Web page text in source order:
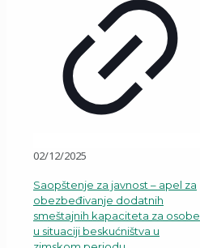
02/12/2025
Saopštenje za javnost – apel za
obezbeđivanje dodatnih
smeštajnih kapaciteta za osobe
u situaciji beskućništva u